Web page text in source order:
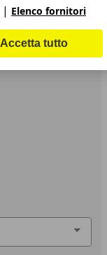
| Elenco fornitori
Accetta tutto